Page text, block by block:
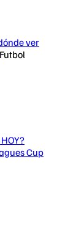
ver
Futbol
Cup